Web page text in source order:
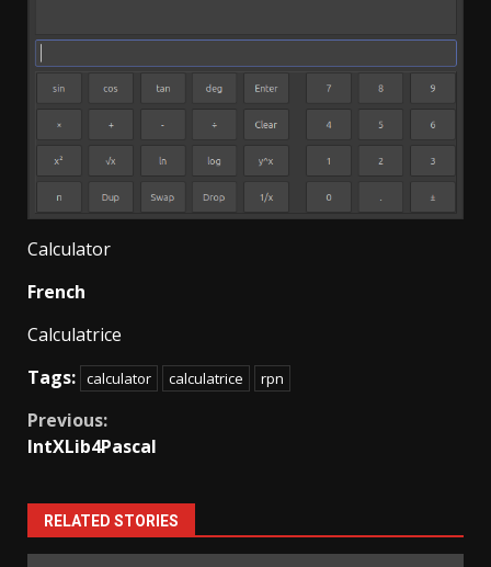
Calculator
French
Calculatrice
Tags: calculator calculatrice rpn
Continue
Previous:
IntXLib4Pascal
RELATED STORIES